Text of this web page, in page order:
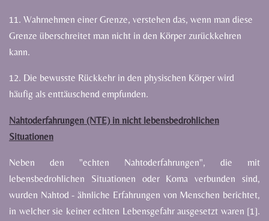
11. Wahrnehmen einer Grenze, verstehen das, wenn man diese
Grenze überschreitet man nicht in den Körper zurückkehren
kann.
12. Die bewusste Rückkehr in den physischen Körper wird
häufig als enttäuschend empfunden.
Nahtoderfahrungen (NTE) in nicht lebensbedrohlichen
Situationen
Neben den "echten Nahtoderfahrungen", die mit
lebensbedrohlichen Situationen oder Koma verbunden sind,
wurden Nahtod - ähnliche Erfahrungen von Menschen berichtet,
in welcher sie keiner echten Lebensgefahr ausgesetzt waren [1].